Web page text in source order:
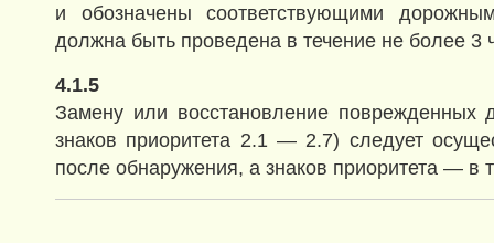
и обозначены соответствующими
должна быть проведена в течение не более 3
4.1.5
Замену или восстановление поврежденных
знаков приоритета 2.1 — 2.7) следует
после обнаружения, а знаков приоритета — в